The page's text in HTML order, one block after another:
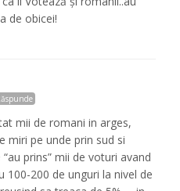
de obicei!
mii de romani in arges,
miri pe unde prin sud si
prins” mii de voturi avand
100-200 de unguri la nivel de